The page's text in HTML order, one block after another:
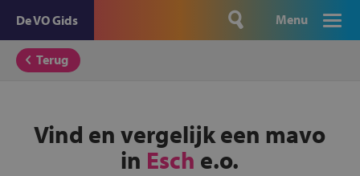
De VO Gids Menu
Terug
Vind en vergelijk een mavo
in Esch e.o.